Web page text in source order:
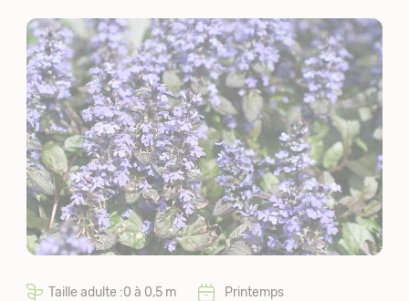
Taille adulte :0 à 0,5 m
Printemps